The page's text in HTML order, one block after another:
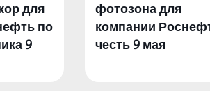
для
по
9
фотозона для
компании
честь 9 мая